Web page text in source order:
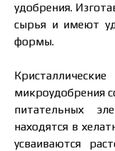
удобрения.
сырья и имеют
формы.
микроудобрения
питательных
находятся в
усваиваются